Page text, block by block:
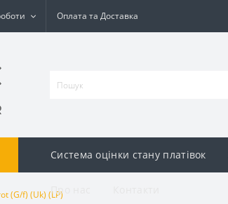
Оплата та Доставка
Система оцінки стану платівок
Про нас
(G/f) (Uk) (LP)